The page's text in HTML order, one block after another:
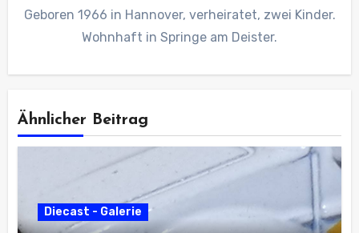
Geboren 1966 in Hannover, verheiratet, zwei Kinder.
Wohnhaft in Springe am Deister.
Ähnlicher Beitrag
Diecast - Galerie